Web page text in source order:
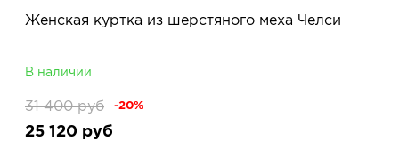
Женская куртка из шерстяного меха Челси
В наличии
31 400 руб -20%
25 120 руб